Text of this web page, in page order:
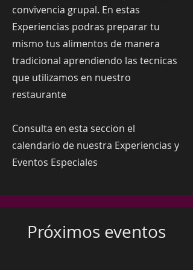
convivencia grupal. En estas
Experiencias podras preparar tu
mismo tus alimentos de manera
tradicional aprendiendo las tecnicas
que utilizamos en nuestro
restaurante
Consulta en esta seccion el
calendario de nuestra Experiencias y
Eventos Especiales
Próximos eventos